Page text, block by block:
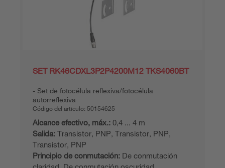
SET RK46CDXL3P2P4200M12 TKS4060BT
Set de fotocélula reflexiva/fotocélula
autorreflexiva
Código del articulo: 50154625
Alcance efectivo, máx.: 0,4 ... 4 m
Salida: Transistor, PNP, Transistor, PNP,
Transistor, PNP
Principio de conmutación: De conmutación